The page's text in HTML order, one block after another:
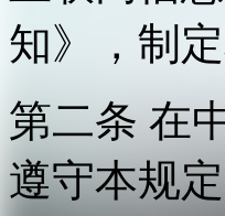
知》，制定
第二条 在
遵守本规